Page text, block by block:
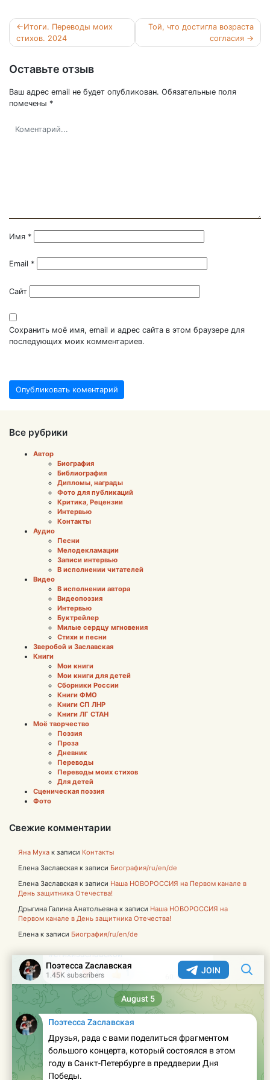
Навигация
по
Итоги. Переводы моих
стихов. 2024
Той, что достигла возраста
согласия
Оставьте отзыв
Ваш адрес email не будет опубликован. Обязательные поля
помечены *
Имя *
Email *
Сайт
Сохранить моё имя, email и адрес сайта в этом браузере для
последующих моих комментариев.
Все рубрики
Автор
Биография
Библиография
Дипломы, награды
Фото для публикаций
Критика, Рецензии
Интервью
Контакты
Аудио
Песни
Мелодекламации
Записи интервью
В исполнении читателей
Видео
В исполнении автора
Видеопоэзия
Интервью
Буктрейлер
Милые сердцу мгновения
Стихи и песни
Зверобой и Заславская
Книги
Мои книги
Мои книги для детей
Сборники России
Книги ФМО
Книги СП ЛНР
Книги ЛГ СТАН
Моё творчество
Поэзия
Проза
Дневник
Переводы
Переводы моих стихов
Для детей
Сценическая поэзия
Фото
Свежие комментарии
Яна Муха к записи Контакты
Елена Заславская к записи Биография/ru/en/de
Елена Заславская к записи Наша НОВОРОССИЯ на Первом канале в
День защитника Отечества!
Дрыгина Галина Анатольевна к записи Наша НОВОРОССИЯ на
Первом канале в День защитника Отечества!
Елена к записи Биография/ru/en/de